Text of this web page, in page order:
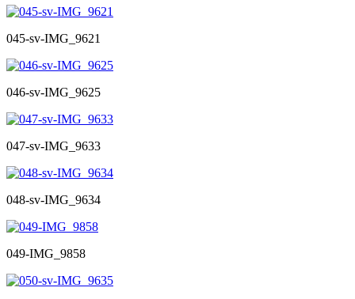
045-sv-IMG_9621
046-sv-IMG_9625
047-sv-IMG_9633
048-sv-IMG_9634
049-IMG_9858